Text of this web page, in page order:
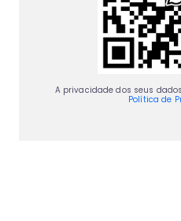
A privacidade dos seus
Política de